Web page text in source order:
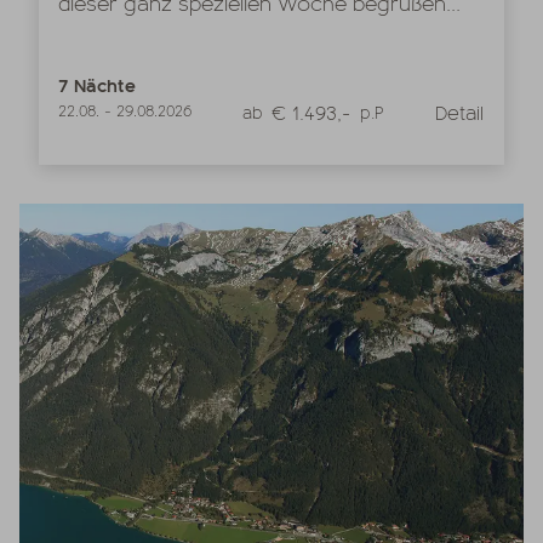
7 Nächte
22.08. - 29.08.2026 ab € 1.493,- p.P Detail